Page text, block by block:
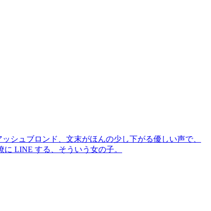
シュブロンド、文末がほんの少し下がる優しい声で、
LINE する、そういう女の子。